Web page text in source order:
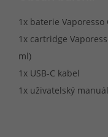
1x baterie Vaporesso
1x cartridge
ml)
1x USB-C kabel
1x uživatelský manuál